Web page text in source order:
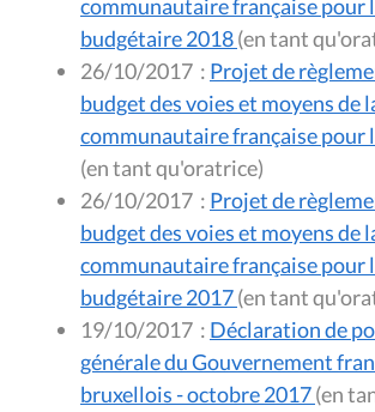
communautaire française pour
budgétaire 2018
(en tant
26/10/2017 : Projet de
budget des voies et moyens de
communautaire française pour
(en tant qu'oratrice)
26/10/2017 : Projet de
budget des voies et moyens de
communautaire française pour
budgétaire 2017
(en tant
19/10/2017 : Déclaration de
générale du Gouvernement
bruxellois - octobre 2017